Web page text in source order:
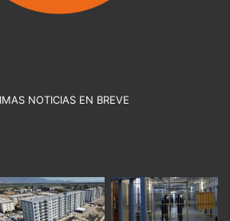
NOTICIAS EN BREVE